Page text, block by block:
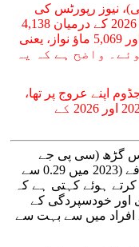
نیوز رپورٹس کی
بنیاد پر اندازہ لگاتا ہے کہ سال 2000 سے 2026 کے درمیان 4,138
بے گناہ شہری، 2,723 سکیورٹی اہلکار، اور 5,069 ماؤ نواز، یعنی
ہلاک ہوئے۔ واضح ہے کہ یہ
سلوا جڈوم اپنے عروج پر تھا،
تب بھی اتنی ہلاکتیں نہیں ہوئیں جتنی 2024 اور 2026 کے
گڑھ (سی پی جے
سی) ہر جھڑپ کی تعداد میں اوسط اضافے (2023 میں 0.29 سے
اشارہ کرتے ہوئے کہتی ہے کہ
اور خودسپردگی کے
افراد میں سے بہت سے